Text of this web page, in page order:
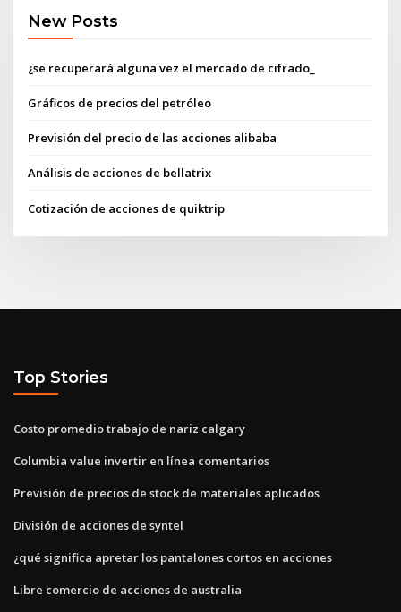
New Posts
¿se recuperará alguna vez el mercado de cifrado_
Gráficos de precios del petróleo
Previsión del precio de las acciones alibaba
Análisis de acciones de bellatrix
Cotización de acciones de quiktrip
Top Stories
Costo promedio trabajo de nariz calgary
Columbia value invertir en línea comentarios
Previsión de precios de stock de materiales aplicados
División de acciones de syntel
¿qué significa apretar los pantalones cortos en acciones
Libre comercio de acciones de australia